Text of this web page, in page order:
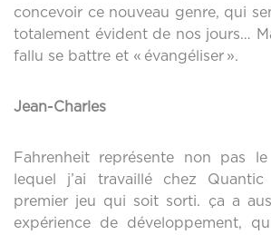
concevoir ce nouveau genre, qui
totalement évident de nos jours…
fallu se battre et « évangéliser ».
Jean-Charles
Fahrenheit représente non pas
lequel j’ai travaillé chez
premier jeu qui soit sorti. ça a
expérience de développement,